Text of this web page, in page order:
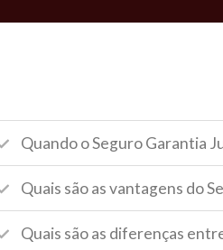
Quando o Seguro Garantia
Quais são as vantagens do
Quais são as diferenças